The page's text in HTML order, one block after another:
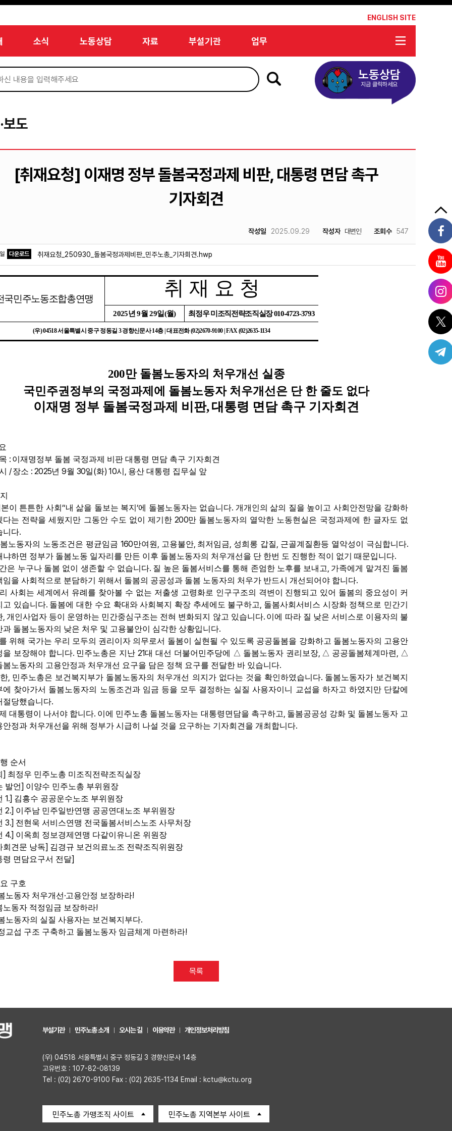
ENGLISH SITE
소식 노동상담 자료 부설기관 업무
노동상담
지금 클릭하세요
보도
[취재요청] 이재명 정부 돌봄국정과제 비판, 대통령 면담 촉구
기자회견
작성일 2025.09.29 작성자 대변인 조회수 547
다운로드 취재요청_250930_돌봄국정과제비판_민주노총_기자회견.hwp
국민주노동조합총연맹 취 재 요 청
2025년9월29일(월) 최정우 미조직전략조직실장010-4723-3793
(우) 04518서울특별시 중구 정동길 3경향신문사14층 |대표전화(02)2670-9100 | FAX (02)2635-1134
200만 돌봄노동자의 처우개선 실종
국민주권정부의 국정과제에 돌봄노동자 처우개선은 단 한 줄도 없다
이재명 정부 돌봄국정과제 비판,대통령 면담 촉구 기자회견
: 이재명정부 돌봄 국정과제 비판 대통령 면담 촉구 기자회견
/장소 : 2025년9월 30일(화) 10시 , 용산 대통령 집무실 앞
이 튼튼한 사회 ’‘내 삶을 돌보는 복지’에 돌봄노동자는 없습니다. 개개인의 삶의 질을 높이고 사회안전망을 강화하
다는 전략을 세웠지만 그동안 수도 없이 제기한200만 돌봄노동자의 열악한 노동현실은 국정과제에 한 글자도 없
니다.
노동자의 노동조건은 평균임금 160만여원 , 고용불안, 최저임금, 성희롱 갑질, 근골계질환등 열악성이 극심합니다.
냐하면 정부가 돌봄노동 일자리를 만든 이후 돌봄노동자의 처우개선을 단 한번 도 진행한 적이 없기 때문입니다.
은 누구나 돌봄 없이 생존할 수 없습니다. 질 높은 돌봄서비스를 통해 존엄한 노후를 보내고, 가족에게 맡겨진 돌봄
임을 사회적으로 분담하기 위해서 돌봄의 공공성과 돌봄 노동자의 처우가 반드시 개선되어야 합니다.
사회는 세계에서 유례를 찾아볼 수 없는 저출생 고령화로 인구구조의 격변이 진행되고 있어 돌봄의 중요성이 커
고 있습니다. 돌봄에 대한 수요 확대와 사회복지 확장 추세에도 불구하고, 돌봄사회서비스 시장화 정책으로 민간기
, 개인사업자 등이 운영하는 민간중심구조는 전혀 변화되지 않고 있습니다. 이에 따라 질 낮은 서비스로 이용자의 불
과 돌봄노동자의 낮은 처우 및 고용불안이 심각한 상황입니다.
위해 국가는 우리 모두의 권리이자 의무로서 돌봄이 실현될 수 있도록 공공돌봄을 강화하고 돌봄노동자의 고용안
을 보장해야 합니다. 민주노총은 지난 21대 대선 더불어민주당에 △ 돌봄노동자 권리보장, △ 공공돌봄체계마련 , △
봄노동자의 고용안정과 처우개선 요구을 담은 정책 요구를 전달한 바 있습니다.
, 민주노총은 보건복지부가 돌봄노동자의 처우개선 의지가 없다는 것을 확인하였습니다. 돌봄노동자가 보건복지
에 찾아가서 돌봄노동자의 노동조건과 임금 등을 모두 결정하는 실질 사용자이니 교섭을 하자고 하였지만 단칼에
절당했습니다.
대통령이 나서야 합니다. 이에 민주노총 돌봄노동자는 대통령면담을 촉구하고, 돌봄공공성 강화 및 돌봄노동자 고
안정과 처우개선을 위해 정부가 시급히 나설 것을 요구하는 기자회견을 개최합니다.
순서
] 최정우 민주노총 미조직전략조직실장
발언] 이양수 민주노총 부위원장
1.] 김흥수 공공운수노조 부위원장
2.] 이주남 민주일반연맹 공공연대노조 부위원장
3.] 전현욱 서비스연맹 전국돌봄서비스노조 사무처장
4.] 이옥희 정보경제연맹 다같이유니온 위원장
회견문 낭독] 김경규 보건의료노조 전략조직위원장
령 면담요구서 전달]
구호
노동자 처우개선 ·고용안정 보장하라!
노동자 적정임금 보장하라!
노동자의 실질 사용자는 보건복지부다.
교섭 구조 구축하고 돌봄노동자 임금체계 마련하라!
목록
부설기관 민주노총 소개 오시는 길 이용약관 개인정보처리방침
(우) 04518 서울특별시 중구 정동길 3 경향신문사 14층
고유번호 : 107-82-08139
Tel : (02) 2670-9100 Fax : (02) 2635-1134 Email : kctu@kctu.org
민주노총 가맹조직 사이트 민주노총 지역본부 사이트